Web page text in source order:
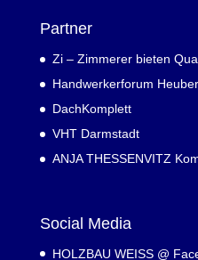
Partner
Zi – Zimmerer bieten
Handwerkerforum
DachKomplett
VHT Darmstadt
ANJA THESSENVITZ
Social Media
HOLZBAU WEISS @